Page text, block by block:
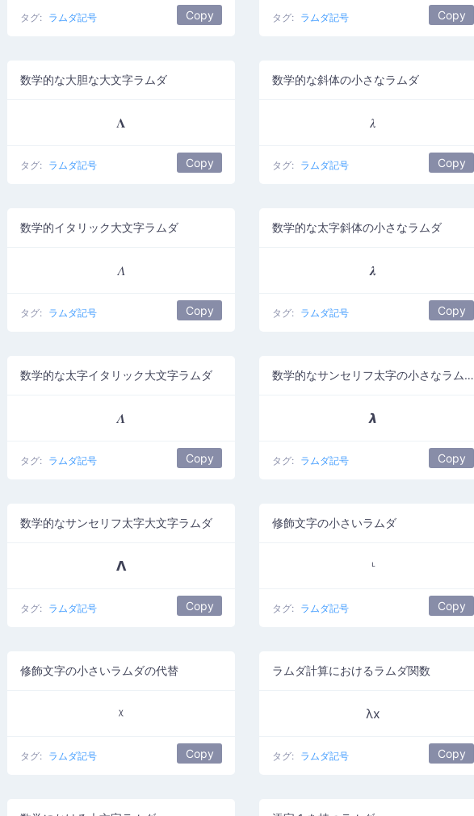
タグ: ラムダ記号 Copy タグ: ラムダ記号 Copy
数学的な大胆な大文字ラムダ
𝚲
タグ: ラムダ記号 Copy
数学的な斜体の小さなラムダ
𝜆
タグ: ラムダ記号 Copy
数学的イタリック大文字ラムダ
𝛬
タグ: ラムダ記号 Copy
数学的な太字斜体の小さなラムダ
𝝀
タグ: ラムダ記号 Copy
数学的な太字イタリック大文字ラムダ
𝜦
タグ: ラムダ記号 Copy
数学的なサンセリフ太字の小さなラムダ
𝞴
タグ: ラムダ記号 Copy
数学的なサンセリフ太字大文字ラムダ
𝝠
タグ: ラムダ記号 Copy
修飾文字の小さいラムダ
ᶫ
タグ: ラムダ記号 Copy
修飾文字の小さいラムダの代替
ᵡ
タグ: ラムダ記号 Copy
ラムダ計算におけるラムダ関数
λx
タグ: ラムダ記号 Copy